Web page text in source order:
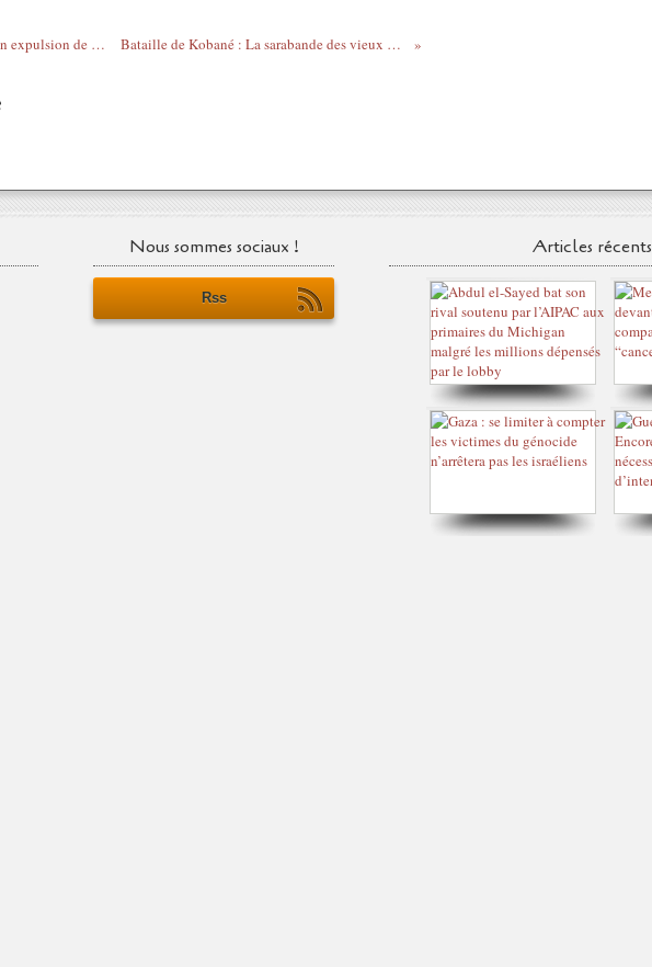
Le délire de l'équipe de BHL après son expulsion de Tunisie Bataille de Kobané : La sarabande des vieux démons
Nous sommes sociaux !
Rss
Articles récents